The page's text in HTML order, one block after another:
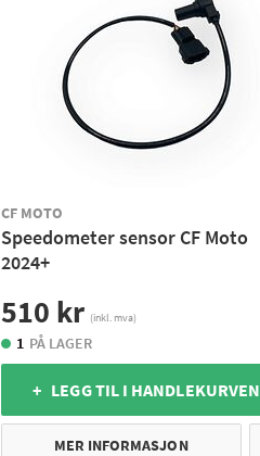
CF MOTO
Speedometer sensor CF Moto
2024+
510 kr (inkl. mva)
1 PÅ LAGER
+ LEGG TIL I HANDLEKURVEN
MER INFORMASJON